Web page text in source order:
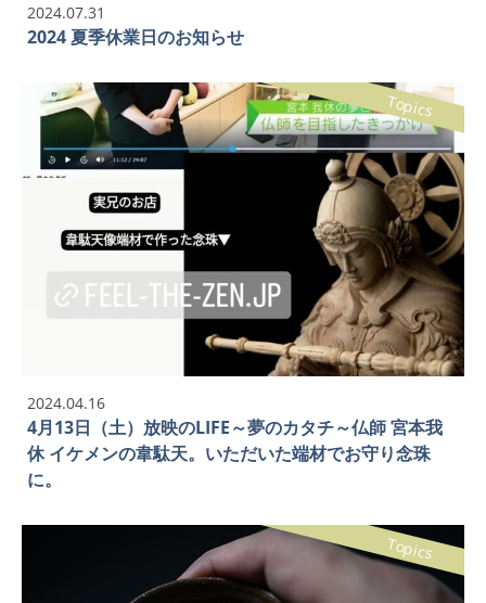
2024.07.31
2024 夏季休業日のお知らせ
2024.04.16
4月13日（土）放映のLIFE～夢のカタチ～仏師 宮本我
休 イケメンの韋駄天。いただいた端材でお守り念珠
に。
Topics
Topics